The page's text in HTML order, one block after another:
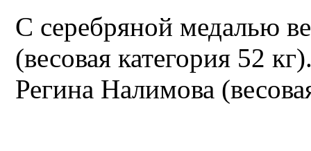
С серебряной медалью
(весовая категория 52 кг
Регина Налимова